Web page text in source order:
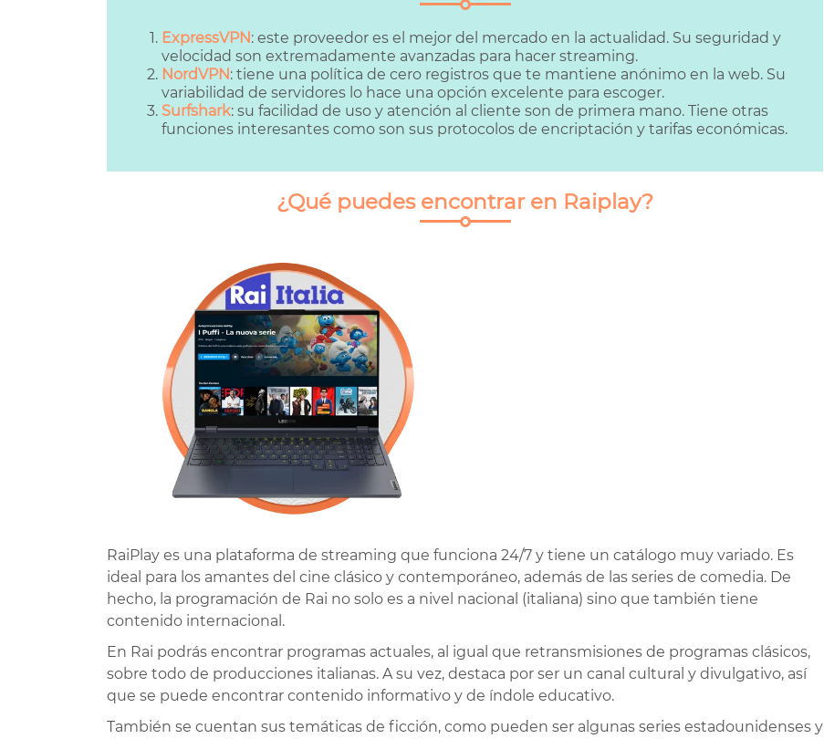
ExpressVPN: este proveedor es el mejor del mercado en la actualidad. Su seguridad y
velocidad son extremadamente avanzadas para hacer streaming.
NordVPN: tiene una política de cero registros que te mantiene anónimo en la web. Su
variabilidad de servidores lo hace una opción excelente para escoger.
Surfshark: su facilidad de uso y atención al cliente son de primera mano. Tiene otras
funciones interesantes como son sus protocolos de encriptación y tarifas económicas.
¿Qué puedes encontrar en Raiplay?
RaiPlay es una plataforma de streaming que funciona 24/7 y tiene un catálogo muy variado. Es
ideal para los amantes del cine clásico y contemporáneo, además de las series de comedia. De
hecho, la programación de Rai no solo es a nivel nacional (italiana) sino que también tiene
contenido internacional.
En Rai podrás encontrar programas actuales, al igual que retransmisiones de programas clásicos,
sobre todo de producciones italianas. A su vez, destaca por ser un canal cultural y divulgativo, así
que se puede encontrar contenido informativo y de índole educativo.
También se cuentan sus temáticas de ficción, como pueden ser algunas series estadounidenses y